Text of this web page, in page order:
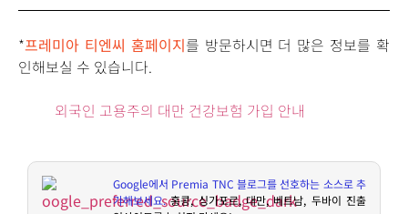
*프레미아 티엔씨 홈페이지를 방문하시면 더 많은 정보를 확
인해보실 수 있습니다.
외국인 고용주의 대만 건강보험 가입 안내
Google에서 Premia TNC블로그를 선호하는 소스로 추
가해보세요. 홍콩,싱가포르,대만,베트남, 두바이 진출